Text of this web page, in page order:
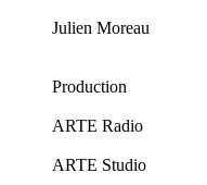
Julien Moreau
Production
ARTE Radio
ARTE Studio